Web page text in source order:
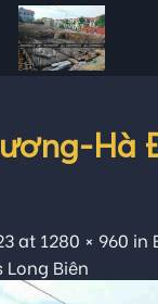
Hà
at 1280 × 960 in
Long Biên